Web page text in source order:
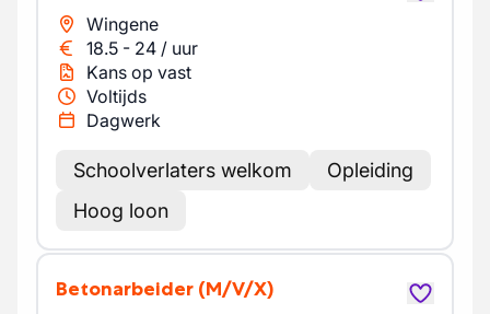
Wingene
18.5 - 24 / uur
Kans op vast
Voltijds
Dagwerk
Schoolverlaters welkom
Opleiding
Hoog loon
Betonarbeider (M/V/X)